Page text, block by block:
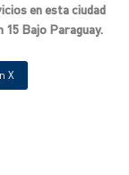
en esta ciudad
15 Bajo Paraguay.
X